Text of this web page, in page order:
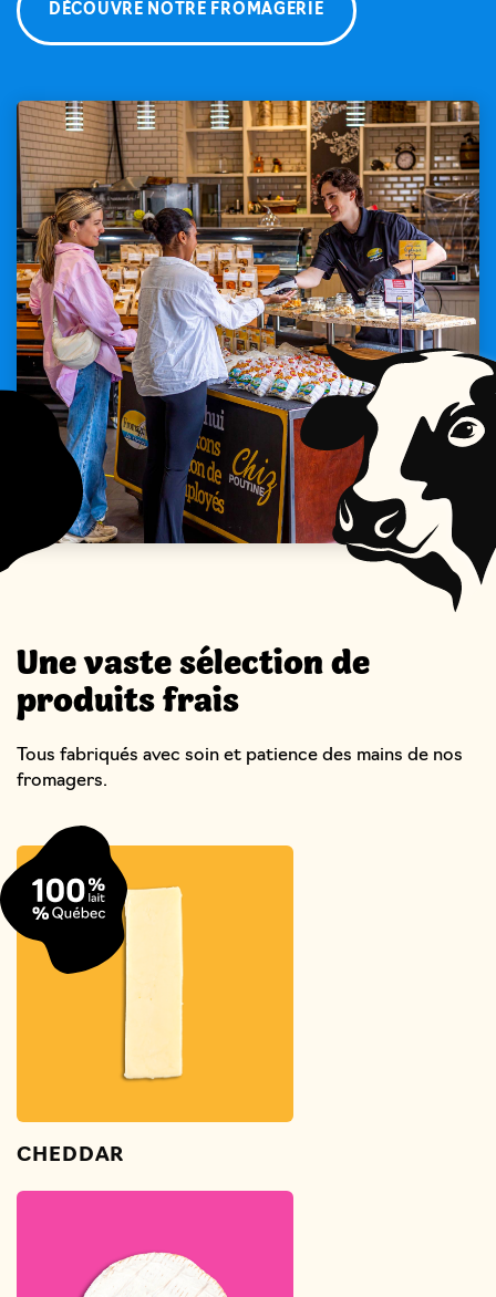
DÉCOUVRE NOTRE FROMAGERIE
Une vaste sélection de
produits frais
Tous fabriqués avec soin et patience des mains de nos
fromagers.
CHEDDAR